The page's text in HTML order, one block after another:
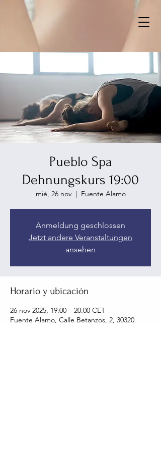
Pueblo Spa
Dehnungskurs 19:00
mié, 26 nov
  |
Fuente Alamo
Anmeldung geschlossen
Jetzt andere Veranstaltungen
ansehen
Horario y ubicación
26 nov 2025, 19:00 – 20:00 CET
Fuente Alamo, Calle Betanzos, 2, 30320